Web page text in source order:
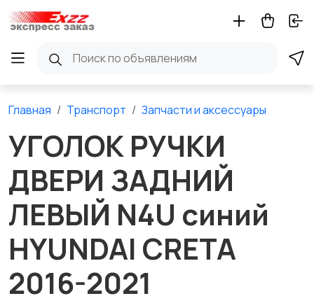
Главная Транспорт Запчасти и аксессуары
УГОЛОК РУЧКИ
ДВЕРИ ЗАДНИЙ
ЛЕВЫЙ N4U синий
HYUNDAI CRETA
2016-2021